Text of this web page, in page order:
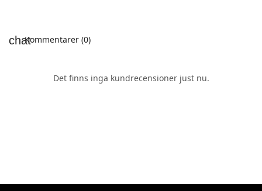
Kommentarer (0)
Det finns inga kundrecensioner just nu.